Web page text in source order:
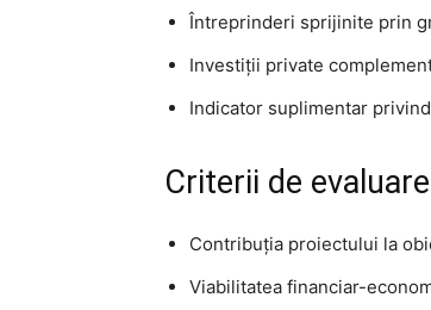
Întreprinderi sprijinite prin
Investiții private
Indicator suplimentar
Criterii de
Contribuția proiectului la
Viabilitatea financiar-